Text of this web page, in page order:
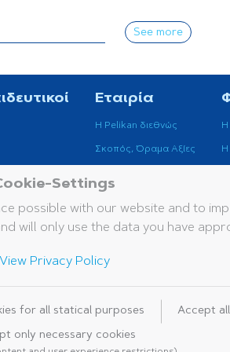
See more
Εταιρία
Η Pelikan διεθνώς
Σκοπός, Όραμα Αξίες
Settings
possible with our website and to
will only use the data you have
View Privacy Policy
for all statical purposes Accept
only necessary cookies